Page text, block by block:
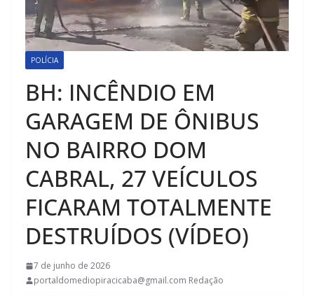
POLÍCIA
BH: INCÊNDIO EM
GARAGEM DE ÔNIBUS
NO BAIRRO DOM
CABRAL, 27 VEÍCULOS
FICARAM TOTALMENTE
DESTRUÍDOS (VÍDEO)
7 de junho de 2026
portaldomediopiracicaba@gmail.com Redação